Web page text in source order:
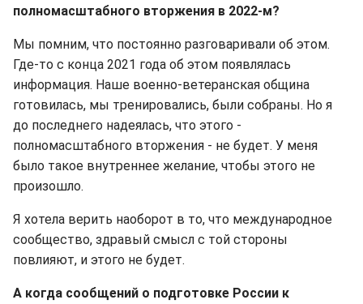
полномасштабного вторжения в 2022-м?
Мы помним, что постоянно разговаривали об этом.
Где-то с конца 2021 года об этом появлялась
информация. Наше военно-ветеранская община
готовилась, мы тренировались, были собраны. Но я
до последнего надеялась, что этого -
полномасштабного вторжения - не будет. У меня
было такое внутреннее желание, чтобы этого не
произошло.
Я хотела верить наоборот в то, что международное
сообщество, здравый смысл с той стороны
повлияют, и этого не будет.
А когда сообщений о подготовке России к